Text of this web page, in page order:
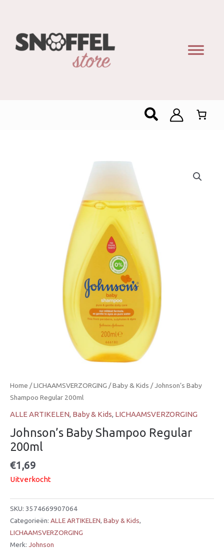
Zoeken
Home /LICHAAMSVERZORGING /Baby & Kids / Johnson’s Baby
Shampoo Regular 200ml
ALLE ARTIKELEN, Baby & Kids, LICHAAMSVERZORGING
Johnson’s Baby Shampoo Regular
200ml
€1,69
Uitverkocht
SKU: 3574669907064
Categorieën: ALLE ARTIKELEN, Baby & Kids,
LICHAAMSVERZORGING
Merk: Johnson